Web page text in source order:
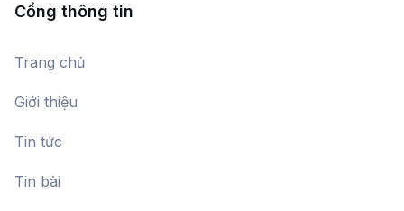
Cổng thông tin
Trang chủ
Giới thiệu
Tin tức
Tin bài